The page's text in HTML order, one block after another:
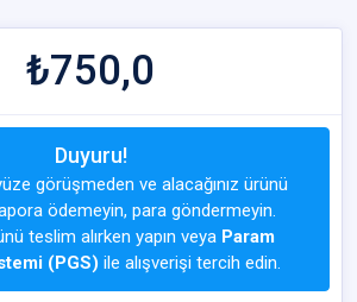
₺750,0
Duyuru!
görüşmeden ve alacağınız ürünü
ödemeyin, para göndermeyin.
teslim alırken yapın veya Param
(PGS) ile alışverişi tercih edin.